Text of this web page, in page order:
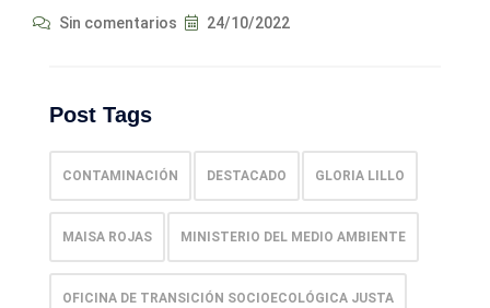
Sin comentarios 24/10/2022
Post Tags
CONTAMINACIÓN DESTACADO GLORIA LILLO
MAISA ROJAS MINISTERIO DEL MEDIO AMBIENTE
OFICINA DE TRANSICIÓN SOCIOECOLÓGICA JUSTA